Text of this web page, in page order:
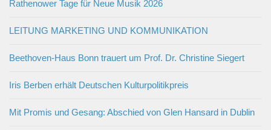
Rathenower Tage für Neue Musik 2026
LEITUNG MARKETING UND KOMMUNIKATION
Beethoven-Haus Bonn trauert um Prof. Dr. Christine Siegert
Iris Berben erhält Deutschen Kulturpolitikpreis
Mit Promis und Gesang: Abschied von Glen Hansard in Dublin